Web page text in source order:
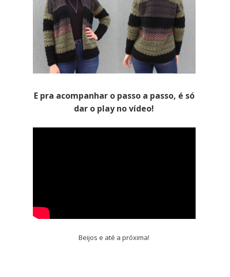
E pra acompanhar o passo a passo, é só
dar o play no vídeo!
Beijos e até a próxima!